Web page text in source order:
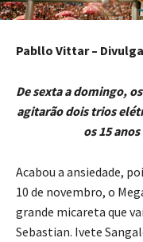
Pabllo Vittar –
De sexta a domingo,
agitarão dois trios
os 15
Acabou a ansiedade,
10 de novembro, o
grande micareta que
Sebastian. Ivete